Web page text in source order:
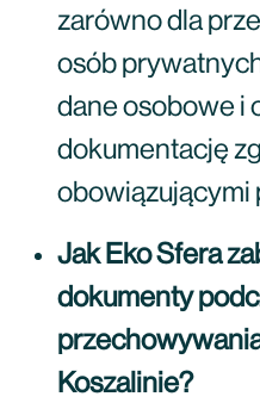
zarówno dla
osób
dane osobowe i
dokumentację
obowiązującymi
Jak Eko Sfera
dokumenty
Koszalinie?